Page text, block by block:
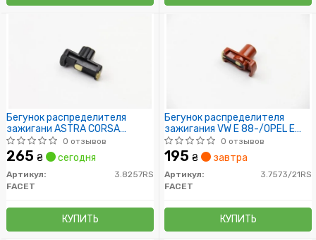
Бегунок распределителя
зажигани ASTRA CORSA
KADETT OMEGA VECTRA GOLF II
PASSAT
0 отзывов
265 ₴ сегодня
Артикул:
3.8257RS
FACET
КУПИТЬ
Бегунок распределителя
зажигания VW E 88-/OPEL E
88-/FORD 1,8/2,0 85-
0 отзывов
195 ₴ завтра
Артикул:
3.7573/21RS
FACET
КУПИТЬ